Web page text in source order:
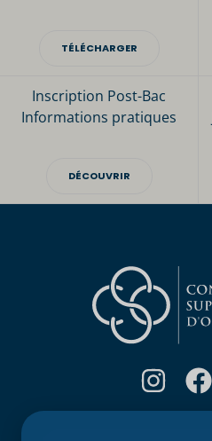
TÉLÉCHARGER
Inscription Post-Bac
Informations pratiques
DÉCOUVRIR